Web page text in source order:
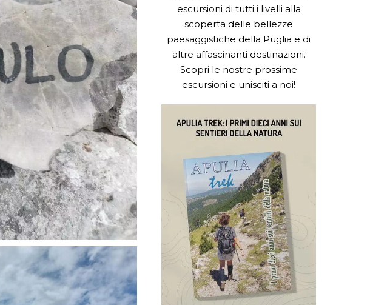
escursioni di tutti i livelli alla
scoperta delle bellezze
paesaggistiche della Puglia e di
altre affascinanti destinazioni.
Scopri le nostre prossime
escursioni e unisciti a noi!